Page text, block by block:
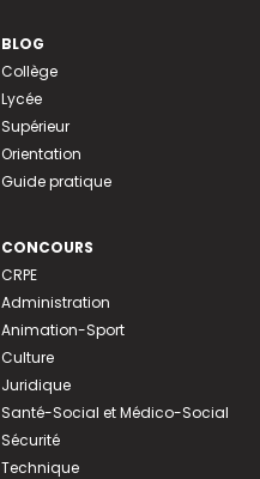
BLOG
Collège
Lycée
Supérieur
Orientation
Guide pratique
CONCOURS
CRPE
Administration
Animation-Sport
Culture
Juridique
Santé-Social et Médico-Social
Sécurité
Technique